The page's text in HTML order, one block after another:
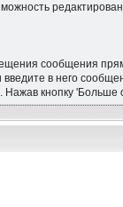
сообщения
в него
кнопку